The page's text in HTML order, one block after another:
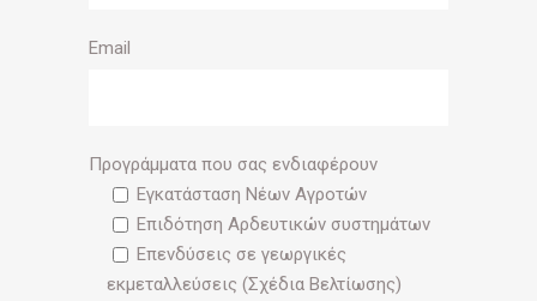
Email
Προγράμματα που σας ενδιαφέρουν
Εγκατάσταση Νέων Αγροτών
Επιδότηση Αρδευτικών συστημάτων
Επενδύσεις σε γεωργικές
εκμεταλλεύσεις (Σχέδια Βελτίωσης)